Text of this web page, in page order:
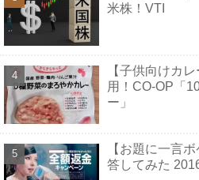
米株！VTI
【子供向けカ
用！CO-OP「
ー」
【お題に一言
答してみた